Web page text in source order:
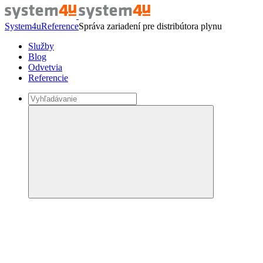
System4uReferenceSpráva zariadení pre distribútora plynu
Služby
Blog
Odvetvia
Referencie